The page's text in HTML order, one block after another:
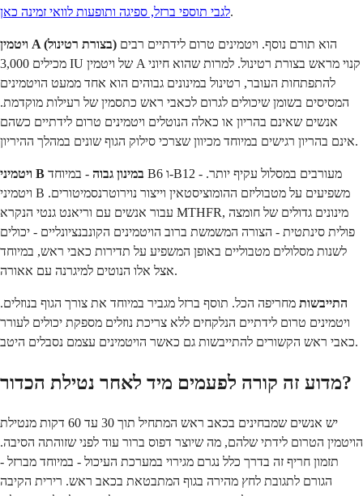
לגבי תוספי ברזל, ספיגה ותופעות לוואי זמינה כאן.
ויטמין A (בצורת רטינול)
מכילים 3,000 IU של ויטמין A קנוי מראש בצורת רטינול. למרות שהוא חיוני
להתפתחות העובר, רטינול במינונים גבוהים הוא אחד ממעט הויטמינים
המסיסים בשומן שיכולים לגרום לכאבי ראש כתסמין של רעילות מוקדמת.
אנשים שאינם בהריון או כאלה הנוטלים ויטמינים טרום לידתיים כשהם
אינם בהריון רגישים במיוחד מכיוון שצרכי סילוק הגוף שונים במהלך ההיריון.
ויטמיני B במינון גבוה - במיוחד B6 ו-B12 - מעורבים במסלול עקיף יותר.
ויטמיני B משפיעים על מטבוליזם ההומוציסטאין וייצור נוירוטרנסמיטורים.
עבור אנשים עם וריאנט גנטי הנקרא MTHFR, מינונים גדולים של חומצה
פולית סינתטית - הצורה המשמשת ברוב הויטמינים הקונבנציונליים - יכולים
לשנות מסלולים מטבוליים באופן המשפיע על תדירות כאבי ראש, במיוחד
אצל אלו הנוטים למיגרנה עם אאורה.
התייבשות מחריפה הכל. תוסף ברזל מגביר במיוחד את צורך הגוף בנוזלים.
ויטמינים טרום לידתיים הנלקחים ללא צריכת נוזלים מספקת יכולים לעורר
כאבי ראש הקשורים להתייבשות גם כאשר הויטמינים עצמם נסבלים היטב.
מדוע זה קורה לפעמים מיד לאחר נטילת הכדור?
יש אנשים שמבחינים בכאב ראש המתחיל תוך 30 עד 60 דקות מנטילת
הויטמין הטרום לידתי שלהם, מה שיוצר דפוס ברור עוד לפני שזוהתה הסיבה.
תזמון חריף זה בדרך כלל נגרם מגירוי במערכת העיכול - במיוחד מברזל -
הגורם לתגובת לחץ מהירה בגוף המתבטאת בכאב ראש. רירית הקיבה